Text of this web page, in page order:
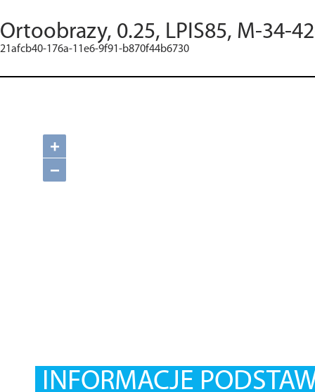
Ortoobrazy, 0.25, LPIS85, M-34-
21afcb40-176a-11e6-9f91-b870f44b6730
+
−
INFORMACJE